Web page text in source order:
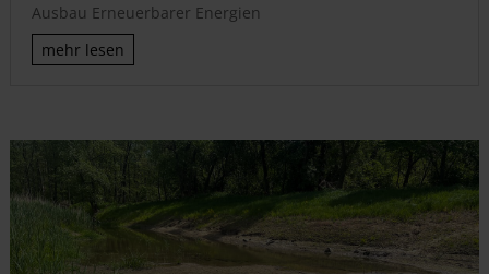
Ausbau Erneuerbarer Energien
mehr lesen